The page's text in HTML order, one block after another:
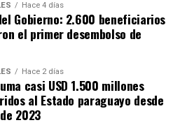
conciencia, estaremos en la
15 días.
Nación, pondrán a
sus medios logísticos, con
del Ejército Paraguayo,
Aérea Paraguaya y el
para actuar y asistir a la
consolidan la amistad
Hace 4 días
Gobierno: 2.600 beneficiarios
el primer desembolso de
Hace 2 días
casi USD 1.500 millones
al Estado paraguayo desde
2023